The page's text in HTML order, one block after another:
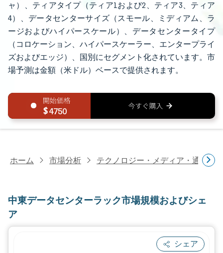
ャ）、ティアタイプ（ティア1および2、ティア3、ティア
4）、データセンターサイズ（スモール、ミディアム、ラ
ージおよびハイパースケール）、データセンタータイプ
（コロケーション、ハイパースケーラー、エンタープライ
ズおよびエッジ）、国別にセグメント化されています。市
場予測は金額（米ドル）ベースで提供されます。
4750
ホーム 市場分析 テクノロジー・メディア・通信研
中東データセンターラック市場規模およびシェ
ア
シェア